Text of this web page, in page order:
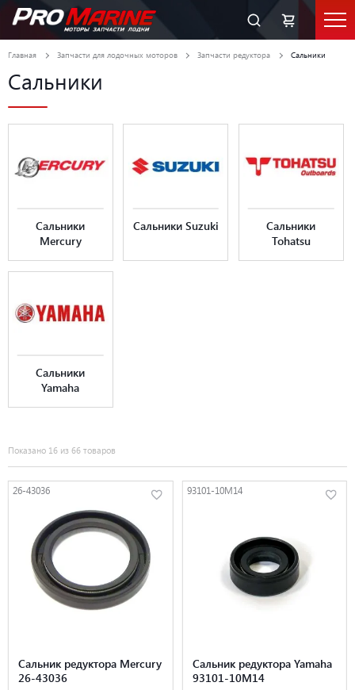
Главная Запчасти для лодочных моторов Запчасти редуктора Сальники
Сальники
Сальники
Mercury
Сальники Suzuki
Сальники
Tohatsu
Сальники
Yamaha
Показано 16 из 66 товаров
26-43036
Сальник редуктора Mercury
26-43036
93101-10M14
Сальник редуктора Yamaha
93101-10M14